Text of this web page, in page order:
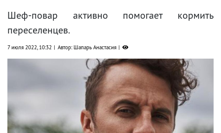
Шеф-повар активно помогает кормить
переселенцев.
7 июля 2022, 10:32 Автор: Шапарь Анастасия